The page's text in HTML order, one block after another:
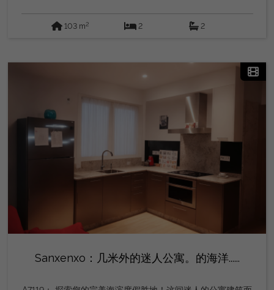
切。位于一楼，设有电梯，适合行动不便人士入住。 电暖气
103 m2 2 2
Sanxenxo：几米外的迷人公寓。的海洋......